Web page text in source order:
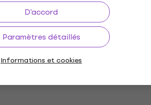
D'accord
Paramètres détaillés
Informations et cookies